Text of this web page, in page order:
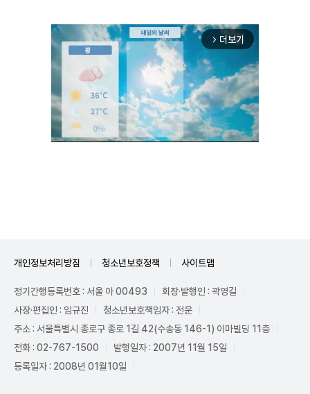
arrow_forward_ios 더보기
개인정보처리방침 청소년보호정책 사이트맵
정기간행등록번호 : 서울 아 00493
회장·발행인 : 곽영길
사장·편집인 : 임규진
청소년보호책임자 : 전운
주소 : 서울특별시 종로구 종로 1길 42(수송동 146-1) 이마빌딩 11층
전화 : 02-767-1500
발행일자 : 2007년 11월 15일
등록일자 : 2008년 01월10일